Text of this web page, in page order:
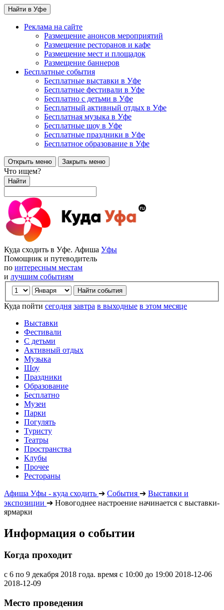
Найти в Уфе
Реклама на сайте
Размещение анонсов мероприятий
Размещение ресторанов и кафе
Размещение мест и площадок
Размещение баннеров
Бесплатные события
Бесплатные выставки в Уфе
Бесплатные фестивали в Уфе
Бесплатно с детьми в Уфе
Бесплатный активный отдых в Уфе
Бесплатная музыка в Уфе
Бесплатные шоу в Уфе
Бесплатные праздники в Уфе
Бесплатное образование в Уфе
Открыть меню Закрыть меню
Что ищем?
Найти
Куда сходить в Уфе. Афиша Уфы
Помощник и путеводитель
по интересным местам
и лучшим событиям
Куда пойти сегодня завтра в выходные в этом месяце
Выставки
Фестивали
С детьми
Активный отдых
Музыка
Шоу
Праздники
Образование
Бесплатно
Музеи
Парки
Погулять
Туристу
Театры
Пространства
Клубы
Прочее
Рестораны
Афиша Уфы - куда сходить ➔ События ➔ Выставки и
экспозиции ➔ Новогоднее настроение начинается с выставки-
ярмарки
Информация о событии
Когда проходит
с 6 по 9 декабря 2018 года. время с 10:00 до 19:00 2018-12-06
2018-12-09
Место проведения